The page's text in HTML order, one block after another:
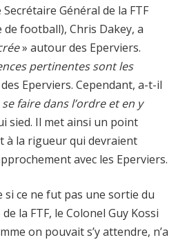
Général de la FTF
football), Chris Dakey, a
» autour des Eperviers.
pertinentes sont les
Eperviers. Cependant, a-t-il
faire dans l’ordre et en y
sied. Il met ainsi un point
à la rigueur qui devraient
avec les Eperviers.
si ce ne fut pas une sortie du
la FTF, le Colonel Guy Kossi
on pouvait s’y attendre, n’a